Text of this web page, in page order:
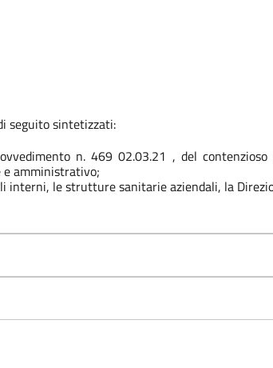
seguito sintetizzati:
n. 469 02.03.21 , del contenzioso
e amministrativo;
le strutture sanitarie aziendali, la